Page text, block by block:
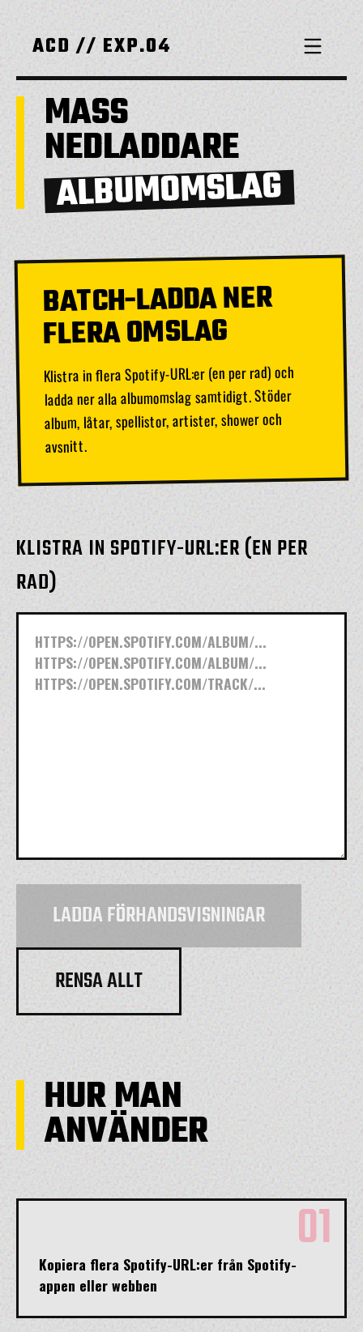
ACD // EXP.04
MASS
NEDLADDARE
ALBUMOMSLAG
BATCH-LADDA NER
FLERA OMSLAG
Klistra in flera Spotify-URL:er (en per rad) och
ladda ner alla albumomslag samtidigt. Stöder
album, låtar, spellistor, artister, shower och
avsnitt.
KLISTRA IN SPOTIFY-URL:ER (EN PER
RAD)
LADDA FÖRHANDSVISNINGAR
RENSA ALLT
HUR MAN
ANVÄNDER
01
Kopiera flera Spotify-URL:er från Spotify-
appen eller webben